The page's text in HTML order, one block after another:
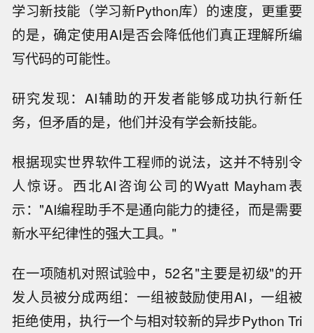
学习新技能（学习新Python库）的速度，更重要
的是，确定使用AI是否会降低他们真正理解所编
写代码的可能性。
研究发现：AI辅助的开发者能够成功执行新任
务，但矛盾的是，他们并没有学会新技能。
根据现实世界软件工程师的说法，这并不特别令
人惊讶。西北AI咨询公司的Wyatt Mayham表
示："AI编程助手不是通向能力的捷径，而是需要
新水平纪律性的强大工具。"
在一项随机对照试验中，52名"主要是初级"的开
发人员被分成两组：一组被鼓励使用AI，一组被
拒绝使用，执行一个与相对较新的异步Python Tri